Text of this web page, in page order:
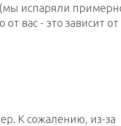
испаряли
вас - это зависит от
К сожалению, из-за